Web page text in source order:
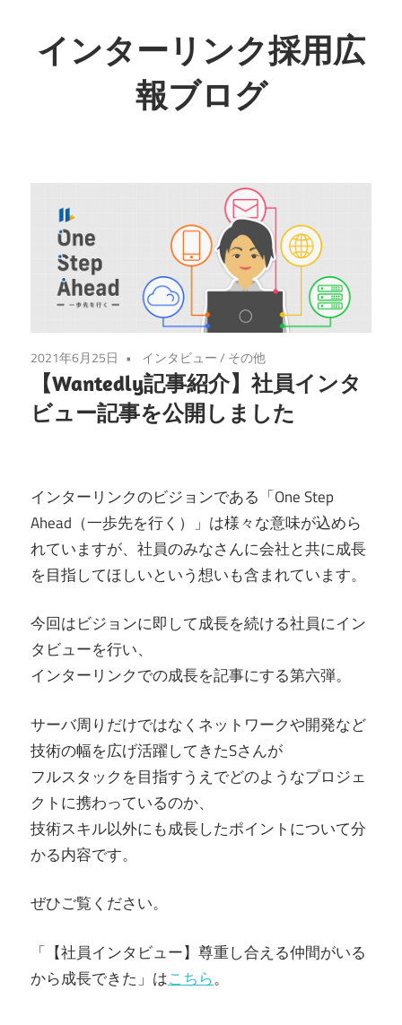
インターリンク採用広
報ブログ
2021年6月25日 インタビュー/ その他
【Wantedly記事紹介】社員インタ
ビュー記事を公開しました
インターリンクのビジョンである「One Step
Ahead（一歩先を行く）」は様々な意味が込めら
れていますが、社員のみなさんに会社と共に成長
を目指してほしいという想いも含まれています。
今回はビジョンに即して成長を続ける社員にイン
タビューを行い、
インターリンクでの成長を記事にする第六弾。
サーバ周りだけではなくネットワークや開発など
技術の幅を広げ活躍してきたSさんが
フルスタックを目指すうえでどのようなプロジェ
クトに携わっているのか、
技術スキル以外にも成長したポイントについて分
かる内容です。
ぜひご覧ください。
「【社員インタビュー】尊重し合える仲間がいる
から成長できた」はこちら。